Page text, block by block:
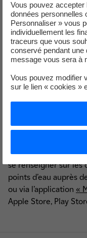
dans le lac de
rive droite
Provence) », précise
prévention des
Méditerranée.
Une application
en sécurité
Le Verdon, tout
canaux, sont soumis
restreignent ou
Avant de se rendre
se renseigner sur les
points d’eau auprès
ou via l’application «
Apple Store, Play
Vous pouvez accepter
données personnelles
Personnaliser » vous
individuellement les
traceurs que vous
conservé pendant une
message vous sera à
Vous pouvez modifier
sur le lien « cookies »